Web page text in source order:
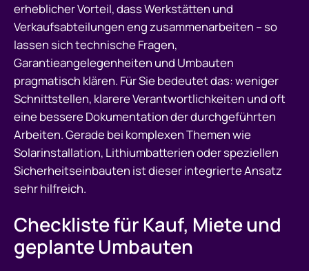
erheblicher Vorteil, dass Werkstätten und
Verkaufsabteilungen eng zusammenarbeiten – so
lassen sich technische Fragen,
Garantieangelegenheiten und Umbauten
pragmatisch klären. Für Sie bedeutet das: weniger
Schnittstellen, klarere Verantwortlichkeiten und oft
eine bessere Dokumentation der durchgeführten
Arbeiten. Gerade bei komplexen Themen wie
Solarinstallation, Lithiumbatterien oder speziellen
Sicherheitseinbauten ist dieser integrierte Ansatz
sehr hilfreich.
Checkliste für Kauf, Miete und
geplante Umbauten